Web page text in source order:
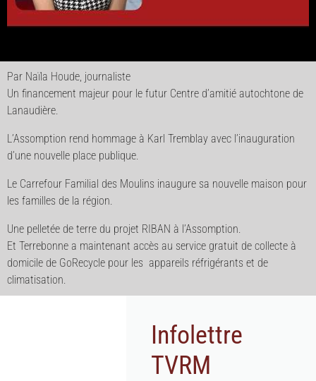
Par Naïla Houde, journaliste
Un financement majeur pour le futur Centre d’amitié autochtone de
Lanaudière.
L’Assomption rend hommage à Karl Tremblay avec l’inauguration
d’une nouvelle place publique.
Le Carrefour Familial des Moulins inaugure sa nouvelle maison pour
les familles de la région.
Une pelletée de terre du projet RIBAN à l’Assomption.
Et Terrebonne a maintenant accès au service gratuit de collecte à
domicile de GoRecycle pour les appareils réfrigérants et de
climatisation.
Infolettre
TVRM